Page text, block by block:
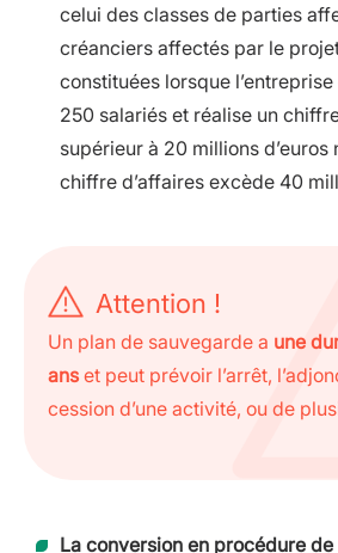
celui des classes de parties
créanciers affectés par le
constituées lorsque
250 salariés et réalise un
supérieur à 20 millions d’euros
chiffre d’affaires excède 40
Attention !
Un plan de sauvegarde a une
ans et peut prévoir l’arrêt,
cession d’une activité, ou de
La conversion en procédure